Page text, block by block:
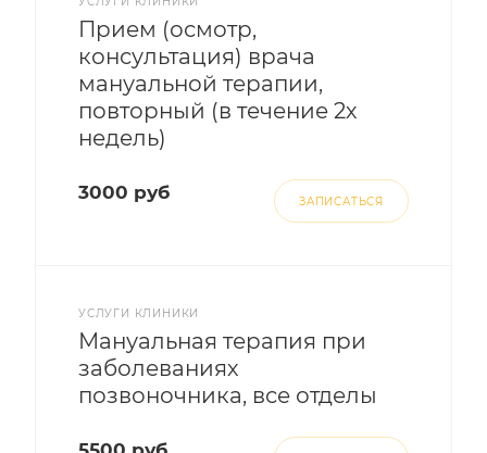
Прием (осмотр,
консультация) врача
мануальной терапии,
повторный (в течение 2х
недель)
3000 руб ЗАПИСАТЬСЯ
УСЛУГИ КЛИНИКИ
Мануальная терапия при
заболеваниях
позвоночника, все отделы